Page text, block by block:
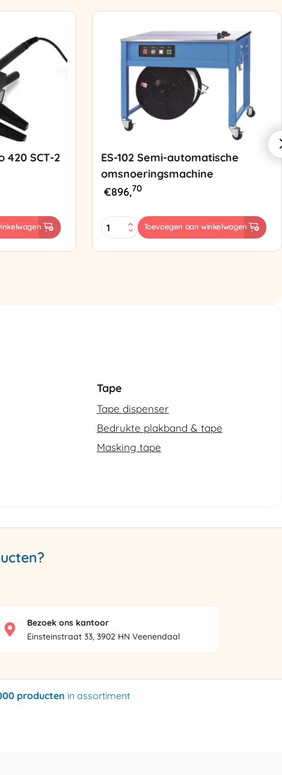
420 SCT-2
ES-102 Semi-automatische
omsnoeringsmachine
€896,70
ES-
102
Toevoegen aan winkelwagen
Tape
Tape dispenser
Bedrukte plakband & tape
Masking tape
Bezoek ons kantoor
Einsteinstraat 33, 3902 HN Veenendaal
producten in assortiment